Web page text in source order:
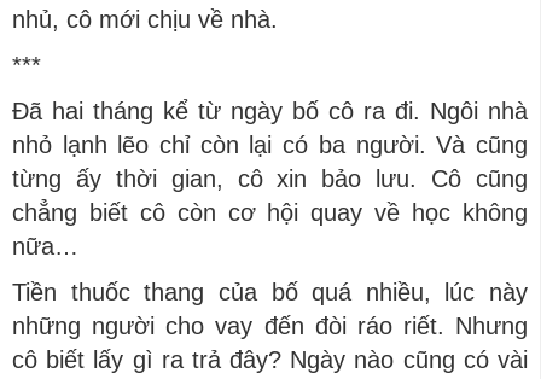
nhủ, cô mới chịu về nhà.
***
Đã hai tháng kể từ ngày bố cô ra đi. Ngôi nhà
nhỏ lạnh lẽo chỉ còn lại có ba người. Và cũng
từng ấy thời gian, cô xin bảo lưu. Cô cũng
chẳng biết cô còn cơ hội quay về học không
nữa…
Tiền thuốc thang của bố quá nhiều, lúc này
những người cho vay đến đòi ráo riết. Nhưng
cô biết lấy gì ra trả đây? Ngày nào cũng có vài